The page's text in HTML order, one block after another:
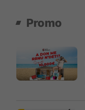
Promo